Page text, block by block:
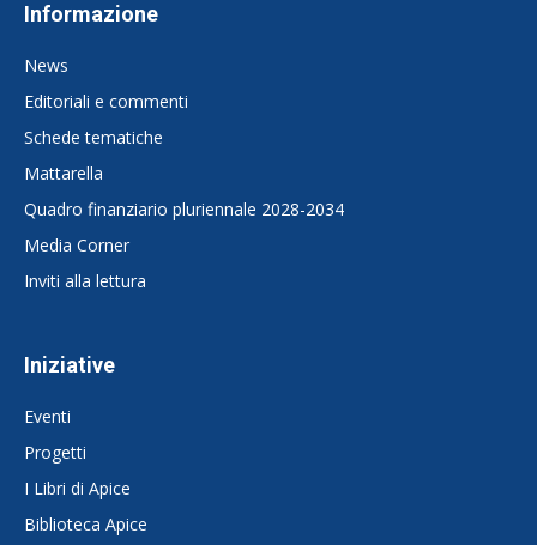
Informazione
News
Editoriali e commenti
Schede tematiche
Mattarella
Quadro finanziario pluriennale 2028-2034
Media Corner
Inviti alla lettura
Iniziative
Eventi
Progetti
I Libri di Apice
Biblioteca Apice